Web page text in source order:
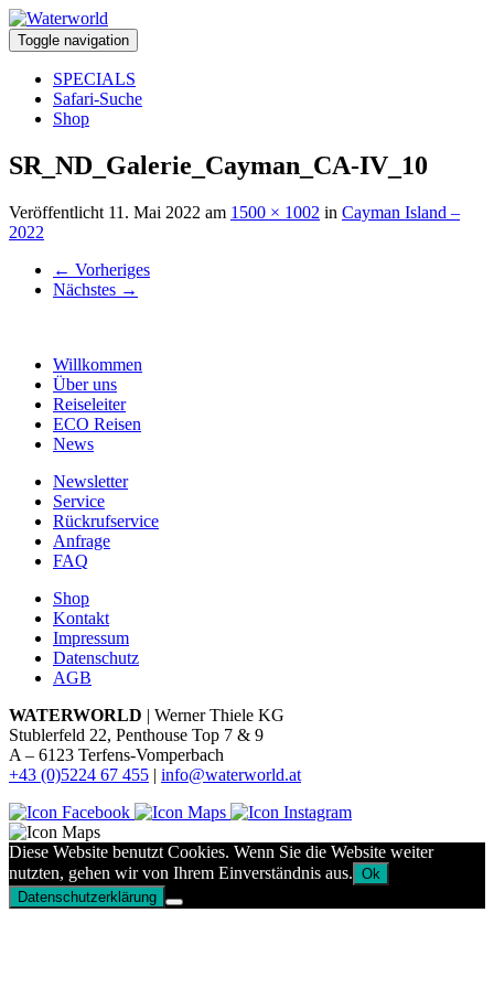
Toggle navigation
SPECIALS
Safari-Suche
Shop
SR_ND_Galerie_Cayman_CA-IV_10
Veröffentlicht 11. Mai 2022 am 1500 × 1002 in Cayman Island –
2022
← Vorheriges
Nächstes →
Willkommen
Über uns
Reiseleiter
ECO Reisen
News
Newsletter
Service
Rückrufservice
Anfrage
FAQ
Shop
Kontakt
Impressum
Datenschutz
AGB
WATERWORLD | Werner Thiele KG
Stublerfeld 22, Penthouse Top 7 & 9
A – 6123 Terfens-Vomperbach
+43 (0)5224 67 455 | info@waterworld.at
Diese Website benutzt Cookies. Wenn Sie die Website weiter
nutzten, gehen wir von Ihrem Einverständnis aus. Ok
Datenschutzerklärung